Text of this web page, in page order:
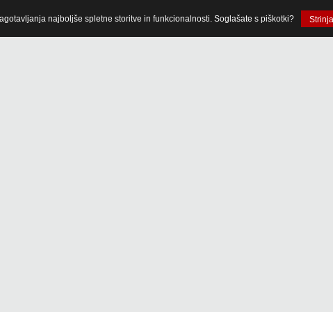
najboljše spletne storitve in funkcionalnosti. Soglašate s piškotki?